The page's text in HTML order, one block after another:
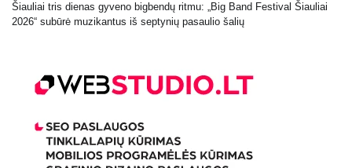
Šiauliai tris dienas gyveno bigbendų ritmu: „Big Band Festival Šiauliai
2026“ subūrė muzikantus iš septynių pasaulio šalių